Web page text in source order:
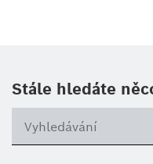
Stále hledáte